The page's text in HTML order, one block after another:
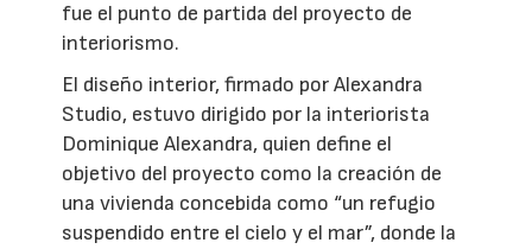
fue el punto de partida del proyecto de
interiorismo.
El diseño interior, firmado por Alexandra
Studio, estuvo dirigido por la interiorista
Dominique Alexandra, quien define el
objetivo del proyecto como la creación de
una vivienda concebida como “un refugio
suspendido entre el cielo y el mar”, donde la